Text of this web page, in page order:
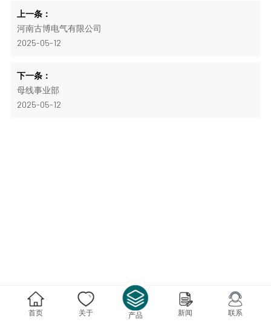
上一条：
河南古博电气有限公司
2025-05-12
下一条：
母线事业部
2025-05-12
首页 关于 产品 新闻 联系